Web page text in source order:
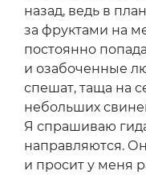
назад, ведь в
за фруктами на
постоянно
и озабоченные
спешат, таща на
небольших
Я спрашиваю
направляются.
и просит у меня